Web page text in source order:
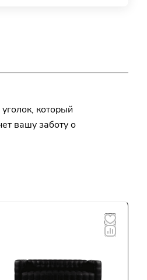
который
вашу заботу о